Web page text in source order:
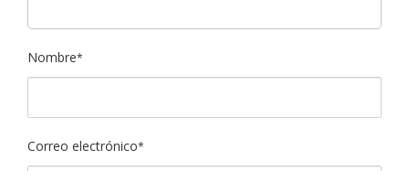
Nombre*
Correo electrónico*